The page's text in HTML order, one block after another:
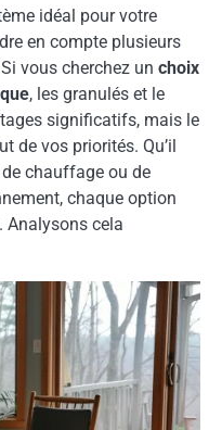
idéal pour votre
en compte plusieurs
vous cherchez un choix
, les granulés et le
significatifs, mais le
de vos priorités. Qu’il
chauffage ou de
chaque option
Analysons cela